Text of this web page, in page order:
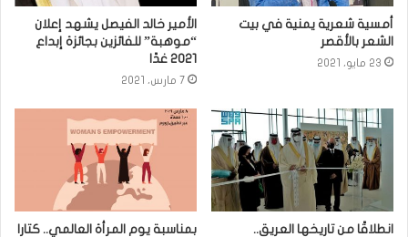
أمسية شعرية يمنية في بيت
الشعر بالأقصر
23 مايو، 2021
الأمير خالد الفيصل يشهد إعلان
“موهبة” للفائزين بجائزة إبداع
2021 غدًا
7 مارس، 2021
انطلاقًا من تاريخها العريق..
بمناسبة يوم المرأة العالمي.. كتارا